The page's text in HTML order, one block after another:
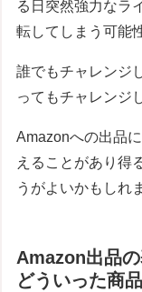
る日突然強力なラ
転してしまう可能
誰でもチャレンジ
ってもチャレンジ
Amazonへの出品
えることがあり得
うがよいかもしれ
Amazon出品
どういった商